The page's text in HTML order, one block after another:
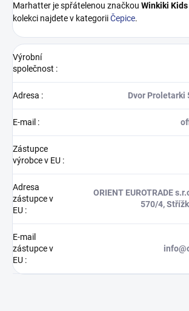
Marhatter je spřátelenou značkou Winkiki Kids
kolekci najdete v kategoriiČepice.
Výrobní
společnost :
Adresa : Dvor Proletarki
E-mail :
Zástupce
výrobce v EU :
Adresa
zástupce v
EU :
ORIENT EUROTRADE
570/4,
E-mail
zástupce v
EU :